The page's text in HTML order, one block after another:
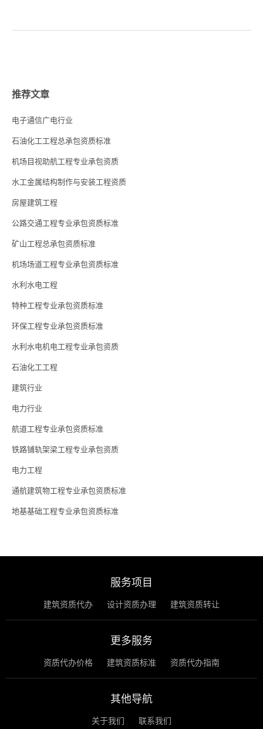
推荐文章
电子通信广电行业
石油化工工程总承包资质标准
机场目视助航工程专业承包资质
水工金属结构制作与安装工程资质
房屋建筑工程
公路交通工程专业承包资质标准
矿山工程总承包资质标准
机场场道工程专业承包资质标准
水利水电工程
特种工程专业承包资质标准
环保工程专业承包资质标准
水利水电机电工程专业承包资质
石油化工工程
建筑行业
电力行业
航道工程专业承包资质标准
铁路铺轨架梁工程专业承包资质
电力工程
通航建筑物工程专业承包资质标准
地基基础工程专业承包资质标准
服务项目
建筑资质代办 设计资质办理 建筑资质转让
更多服务
资质代办价格 建筑资质标准 资质代办指南
其他导航
关于我们 联系我们